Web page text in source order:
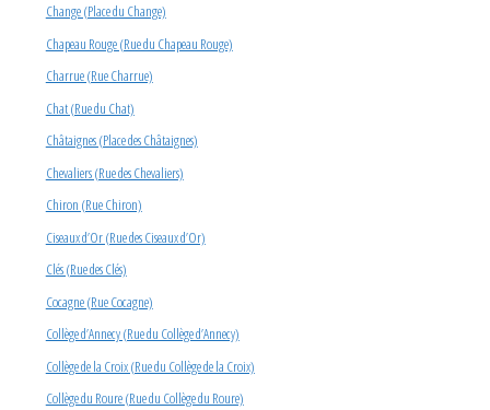
Change (Place du Change)
Chapeau Rouge (Rue du Chapeau Rouge)
Charrue (Rue Charrue)
Chat (Rue du Chat)
Châtaignes (Place des Châtaignes)
Chevaliers (Rue des Chevaliers)
Chiron (Rue Chiron)
Ciseaux d’Or (Rue des Ciseaux d’Or)
Clés (Rue des Clés)
Cocagne (Rue Cocagne)
Collège d’Annecy (Rue du Collège d’Annecy)
Collège de la Croix (Rue du Collège de la Croix)
Collège du Roure (Rue du Collège du Roure)